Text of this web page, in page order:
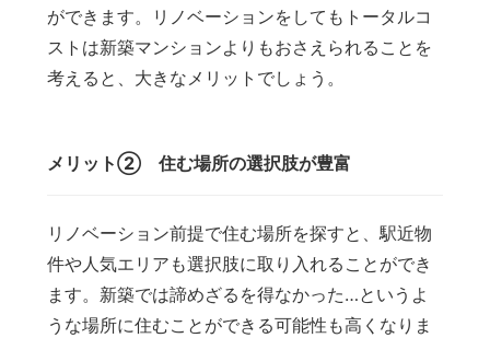
ができます。リノベーションをしてもトータルコ
ストは新築マンションよりもおさえられることを
考えると、大きなメリットでしょう。
メリット② 住む場所の選択肢が豊富
リノベーション前提で住む場所を探すと、駅近物
件や人気エリアも選択肢に取り入れることができ
ます。新築では諦めざるを得なかった…というよ
うな場所に住むことができる可能性も高くなりま